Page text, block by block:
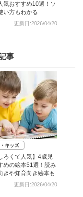
気おすすめ10選！ソ
い方もわかる
更新日:2026/04/20
事
キッズ
ろくて人気】4歳児
めの絵本51選！読み
きや知育向き絵本も
更新日:2026/04/20